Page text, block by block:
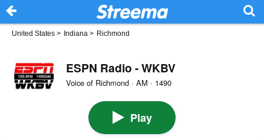
United States > Indiana > Richmond
ESPN Radio - WKBV
Voice of Richmond · AM · 1490
Play